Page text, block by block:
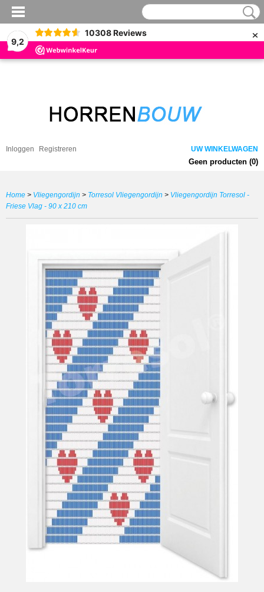
9,2
10308 Reviews ×
Inloggen Registreren UW WINKELWAGEN
Geen producten (0)
Home > Vliegengordijn > Torresol Vliegengordijn > Vliegengordijn Torresol -
Friese Vlag - 90 x 210 cm